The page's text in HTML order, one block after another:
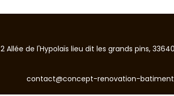
2 Allée de l'Hypolaïs lieu dit les grands pins,
contact@concept-renovation-